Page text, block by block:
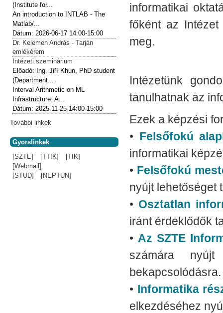
informatikai
főként az
meg.
Intézetünk
tanulhatnak az
Ezek a képzési
• Felsőfokú
informatikai
• Felsőfokú
nyújt lehetőséget
• Osztatlan
iránt érdeklődők
• Az SZTE
számára
bekapcsolódásra.
• Informatika
elkezdéséhez
(Institute for...
An introduction to INTLAB - The
Matlab/...
Dátum: 2026-06-17 14:00-15:00
Dr. Kelemen András - Tarján
emlékérem
Intézeti szeminárium
Előadó: Ing. Jiří Khun, PhD student
(Department...
Interval Arithmetic on ML
Infrastructure: A...
Dátum: 2025-11-25 14:00-15:00
További linkek
Gyorslinkek
[SZTE]
[TTIK]
[TIK]
[Webmail]
[STUD]
[NEPTUN]